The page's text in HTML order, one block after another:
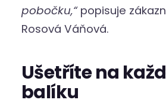
pobočku,“popisuje
Rosová Váňová.
Ušetříte na
balíku